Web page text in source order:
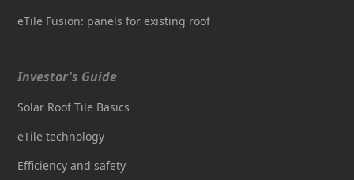
eTile Fusion: panels for existing roof
Investor's Guide
Solar Roof Tile Basics
eTile technology
Efficiency and safety